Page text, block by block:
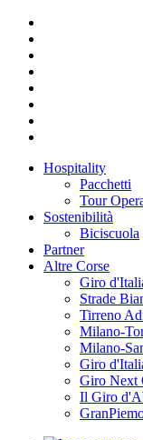
Hospitality
Pacchetti
Tour
Sostenibilità
Biciscuola
Partner
Altre Corse
Giro
Strade
Tirreno
Milano-
Milano-
Giro
Giro Next
Il Giro